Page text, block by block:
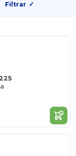
Filtrar ✓